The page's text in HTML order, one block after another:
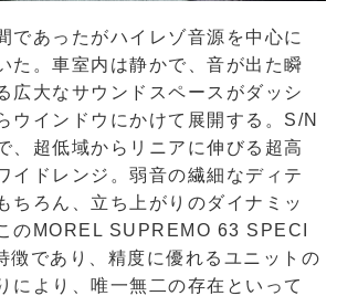
であったがハイレゾ音源を中心に
た。車室内は静かで、音が出た瞬
広大なサウンドスペースがダッシ
ウインドウにかけて展開する。S/N
、超低域からリニアに伸びる超高
イドレンジ。弱音の繊細なディテ
ちろん、立ち上がりのダイナミッ
のMOREL SUPREMO 63 SPECI
徴であり、精度に優れるユニットの
により、唯一無二の存在といって